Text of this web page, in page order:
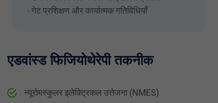
- गेट प्रशिक्षण और कार्यात्मक गतिविधियाँ
एडवांस्ड फिजियोथेरेपी तकनीक
न्यूरोमस्कुलर इलेक्ट्रिकल उत्तेजना (NMES)